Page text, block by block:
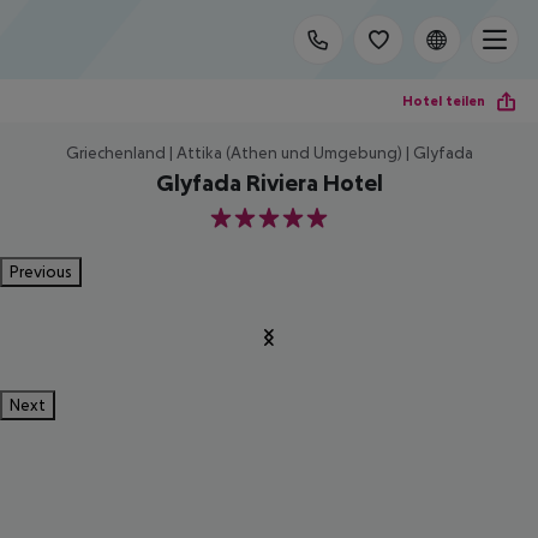
Hotel teilen
Griechenland | Attika (Athen und Umgebung) | Glyfada
Glyfada Riviera Hotel
5
Previous
Next